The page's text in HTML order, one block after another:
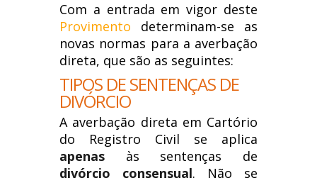
Com a entrada em vigor deste
Provimento determinam-se as
novas normas para a averbação
direta, que são as seguintes:
TIPOS DE SENTENÇAS DE
DIVÓRCIO
A averbação direta em Cartório
do Registro Civil se aplica
apenas às sentenças de
divórcio consensual. Não se